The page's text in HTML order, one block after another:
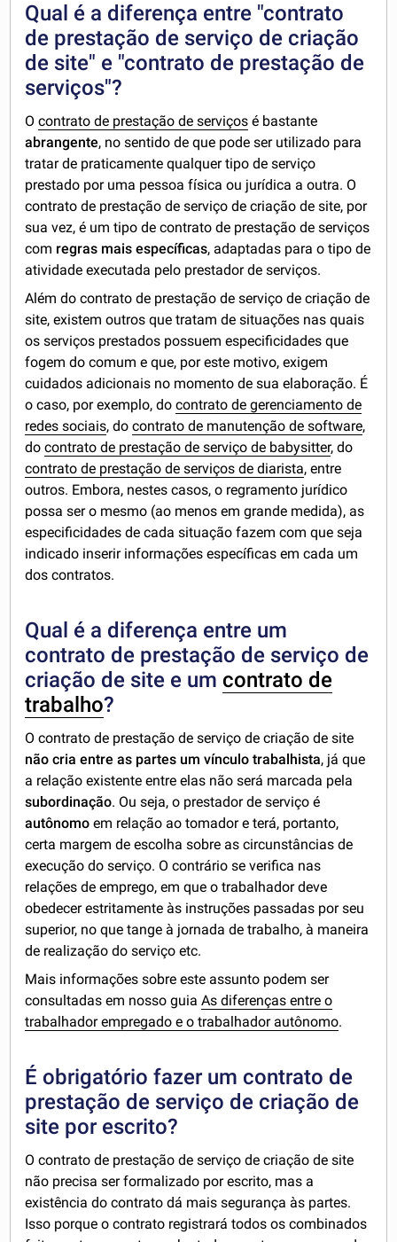
Qual é a diferença entre "contrato
de prestação de serviço de criação
de site" e "contrato de prestação de
serviços"?
Ocontrato de prestação de serviços é bastante
abrangente, no sentido de que pode ser utilizado para
tratar de praticamente qualquer tipo de serviço
prestado por uma pessoa física ou jurídica a outra. O
contrato de prestação de serviço de criação de site, por
sua vez, é um tipo de contrato de prestação de serviços
com regras mais específicas, adaptadas para o tipo de
atividade executada pelo prestador de serviços.
Além do contrato de prestação de serviço de criação de
site, existem outros que tratam de situações nas quais
os serviços prestados possuem especificidades que
fogem do comum e que, por este motivo, exigem
cuidados adicionais no momento de sua elaboração. É
o caso, por exemplo, docontrato de gerenciamento de
redes sociais, docontrato de manutenção de software,
docontrato de prestação de serviço de babysitter, do
contrato de prestação de serviços de diarista, entre
outros. Embora, nestes casos, o regramento jurídico
possa ser o mesmo (ao menos em grande medida), as
especificidades de cada situação fazem com que seja
indicado inserir informações específicas em cada um
dos contratos.
Qual é a diferença entre um
contrato de prestação de serviço de
criação de site e um contrato de
trabalho?
O contrato de prestação de serviço de criação de site
não cria entre as partes um vínculo trabalhista, já que
a relação existente entre elas não será marcada pela
subordinação. Ou seja, o prestador de serviço é
autônomo em relação ao tomador e terá, portanto,
certa margem de escolha sobre as circunstâncias de
execução do serviço. O contrário se verifica nas
relações de emprego, em que o trabalhador deve
obedecer estritamente às instruções passadas por seu
superior, no que tange à jornada de trabalho, à maneira
de realização do serviço etc.
Mais informações sobre este assunto podem ser
consultadas em nosso guiaAs diferenças entre o
trabalhador empregado e o trabalhador autônomo.
É obrigatório fazer um contrato de
prestação de serviço de criação de
site por escrito?
O contrato de prestação de serviço de criação de site
não precisa ser formalizado por escrito, mas a
existência do contrato dá mais segurança às partes.
Isso porque o contrato registrará todos os combinados